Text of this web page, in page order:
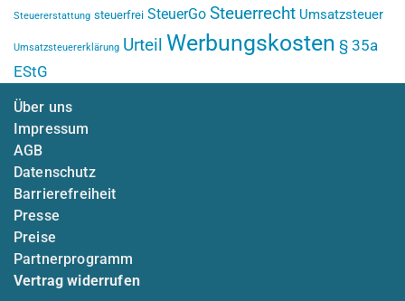
Steuererstattung steuerfrei SteuerGo Steuerrecht Umsatzsteuer
Umsatzsteuererklärung Urteil Werbungskosten § 35a
EStG
Über uns
Impressum
AGB
Datenschutz
Barrierefreiheit
Presse
Preise
Partnerprogramm
Vertrag widerrufen